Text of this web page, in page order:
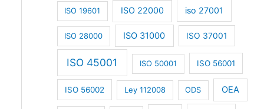
ISO 19601 ISO 22000 iso 27001
ISO 28000 ISO 31000 ISO 37001
ISO 45001 ISO 50001 ISO 56001
ISO 56002 Ley 112008 ODS OEA